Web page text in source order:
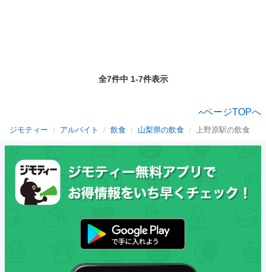
全7件中 1-7件表示
ページTOPへ
ジモティー アルバイト 飲食 山梨県の飲食 上野原駅の飲食